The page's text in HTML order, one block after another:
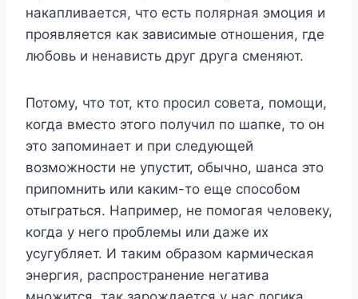
накапливается, что есть полярная эмоция и
проявляется как зависимые отношения, где
любовь и ненависть друг друга сменяют.
Потому, что тот, кто просил совета, помощи,
когда вместо этого получил по шапке, то он
это запоминает и при следующей
возможности не упустит, обычно, шанса это
припомнить или каким-то еще способом
отыграться. Например, не помогая человеку,
когда у него проблемы или даже их
усугубляет. И таким образом кармическая
энергия, распространение негатива